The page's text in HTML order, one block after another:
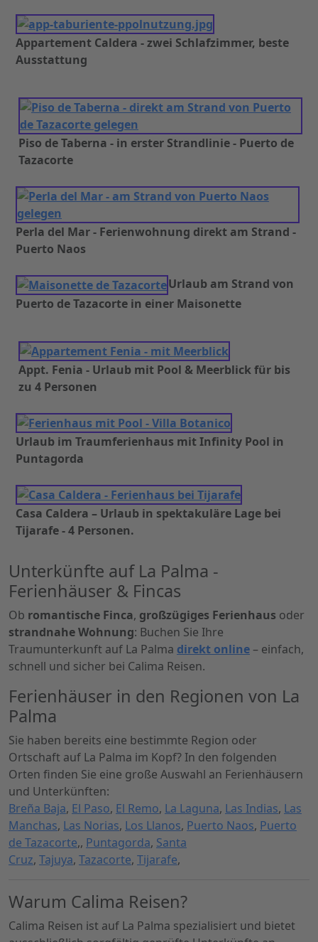
Appartement Caldera - zwei Schlafzimmer, beste
Ausstattung
Piso de Taberna - in erster Strandlinie - Puerto de
Tazacorte
Perla del Mar - Ferienwohnung direkt am Strand -
Puerto Naos
Urlaub am Strand von
Puerto de Tazacorte in einer Maisonette
Appt. Fenia - Urlaub mit Pool & Meerblick für bis
zu 4 Personen
Urlaub im Traumferienhaus mit Infinity Pool in
Puntagorda
Casa Caldera – Urlaub in spektakuläre Lage bei
Tijarafe - 4 Personen.
Unterkünfte auf La Palma -
Ferienhäuser & Fincas
Ob romantische Finca, großzügiges Ferienhaus oder
strandnahe Wohnung: Buchen Sie Ihre
Traumunterkunft auf La Palma direkt online– einfach,
schnell und sicher bei Calima Reisen.
Ferienhäuser in den Regionen von La
Palma
Sie haben bereits eine bestimmte Region oder
Ortschaft auf La Palma im Kopf? In den folgenden
Orten finden Sie eine große Auswahl an Ferienhäusern
und Unterkünften:
Breña Baja, El Paso, El Remo, La Laguna, Las Indias, Las
Manchas, Las Norias, Los Llanos, Puerto Naos, Puerto
de Tazacorte,, Puntagorda, Santa
Cruz, Tajuya, Tazacorte, Tijarafe,
Warum Calima Reisen?
Calima Reisen ist auf La Palma spezialisiert und bietet